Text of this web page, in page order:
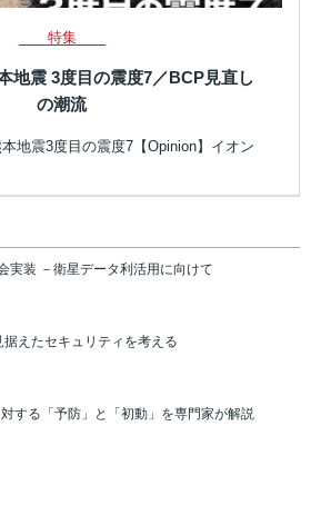
特集
地震 3度目の震度7／BCP見直し
の潮流
地震3度目の震度7【Opinion】イオン
実装 －衛星データ利活用に向けて
据えたセキュリティを考える
対する「予防」と「初動」を専門家が解説